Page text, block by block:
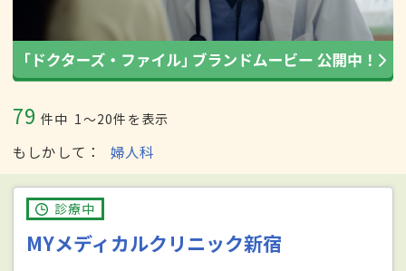
79 件中 1〜20件を表示
もしかして 婦人科
診療中
MYメディカルクリニック新宿